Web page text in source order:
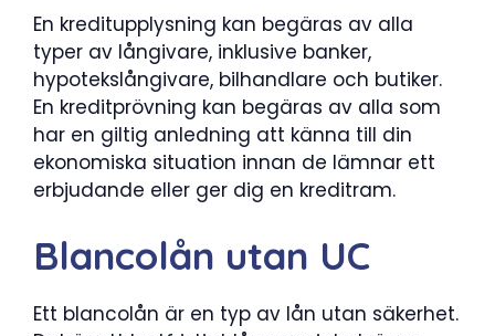
En kreditupplysning kan begäras av alla
typer av långivare, inklusive banker,
hypotekslångivare, bilhandlare och butiker.
En kreditprövning kan begäras av alla som
har en giltig anledning att känna till din
ekonomiska situation innan de lämnar ett
erbjudande eller ger dig en kreditram.
Blancolån utan UC
Ett blancolån är en typ av lån utan säkerhet.